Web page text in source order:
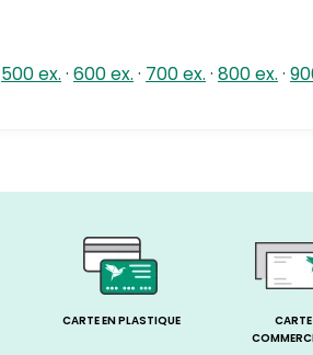
500 ex. · 600 ex. · 700 ex. · 800 ex. ·
CARTE EN PLASTIQUE
CARTE